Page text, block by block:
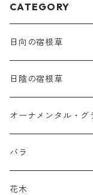
CATEGORY
日向の宿根草
ア行
アガパンツス
アキレア
カ行
カラミンタ
カルタ
サ行
サルウィア
タ行
日陰の宿根草
ア行
アクタエア
アコニツム
カ行
ギボウシ
タ行
オーナメンタル・グ
ア行
エリムス
カ行
バラ
原種類
花木